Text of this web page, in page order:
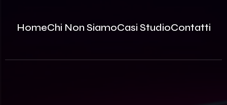
HomeChi Non SiamoCasi StudioContatti